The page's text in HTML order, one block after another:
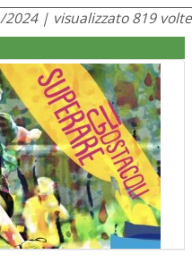
| visualizzato 819 volte